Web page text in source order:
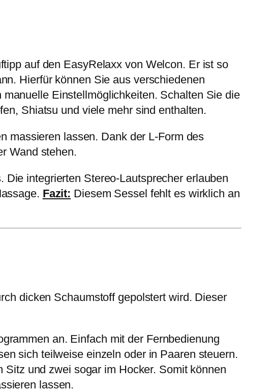
auf den EasyRelaxx von Welcon. Er ist so
Hierfür können Sie aus verschiedenen
Einstellmöglichkeiten. Schalten Sie die
Shiatsu und viele mehr sind enthalten.
massieren lassen. Dank der L-Form des
Wand stehen.
integrierten Stereo-Lautsprecher erlauben
Fazit: Diesem Sessel fehlt es wirklich an
dicken Schaumstoff gepolstert wird. Dieser
an. Einfach mit der Fernbedienung
sich teilweise einzeln oder in Paaren steuern.
und zwei sogar im Hocker. Somit können
lassen.